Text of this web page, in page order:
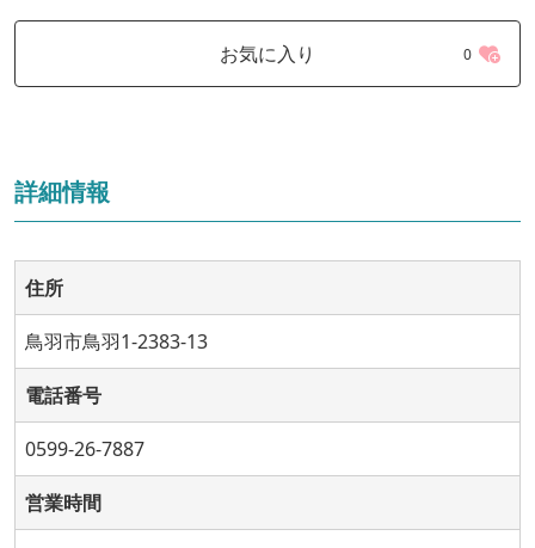
お気に入り 0
詳細情報
住所
鳥羽市鳥羽1-2383-13
電話番号
0599-26-7887
営業時間